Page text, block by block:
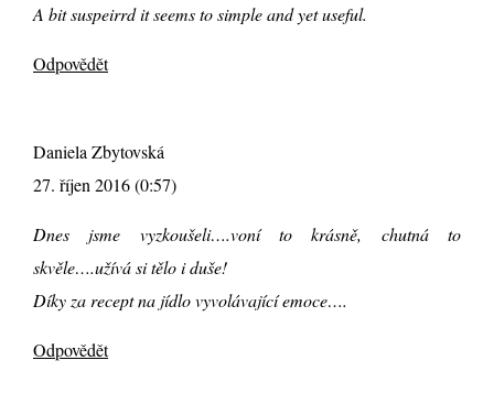
A bit suspeirrd it seems to simple and yet useful.
Odpovědět
Daniela Zbytovská
27. říjen 2016 (0:57)
Dnes jsme vyzkoušeli….voní to krásně, chutná to
skvěle….užívá si tělo i duše!
Díky za recept na jídlo vyvolávající emoce….
Odpovědět